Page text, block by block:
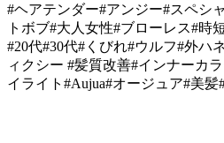
#ヘアテンダー#アンジー#スペシ
トボブ#大人女性#ブローレス#時
#20代#30代#くびれ#ウルフ#外ハ
ィクシー #髪質改善#インナーカ
イライト#Aujua#オージュア#美